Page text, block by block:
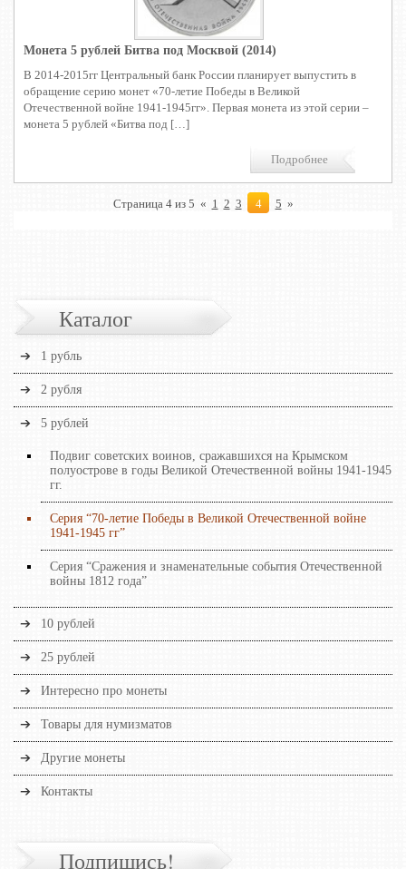
Монета 5 рублей Битва под Москвой (2014)
В 2014-2015гг Центральный банк России планирует выпустить в
обращение серию монет «70-летие Победы в Великой
Отечественной войне 1941-1945гг». Первая монета из этой серии –
монета 5 рублей «Битва под […]
Подробнее
Страница 4 из 5 « 1 2 3 4 5 »
Каталог
1 рубль
2 рубля
5 рублей
Подвиг советских воинов, сражавшихся на Крымском
полуострове в годы Великой Отечественной войны 1941-1945
гг.
Серия “70-летие Победы в Великой Отечественной войне
1941-1945 гг”
Серия “Сражения и знаменательные события Отечественной
войны 1812 года”
10 рублей
25 рублей
Интересно про монеты
Товары для нумизматов
Другие монеты
Контакты
Подпишись!